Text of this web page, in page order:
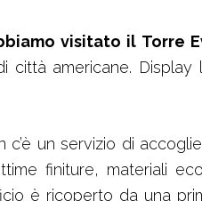
visitato il Torre
americane.
c’è un servizio di
finiture, materiali
è ricoperto da una